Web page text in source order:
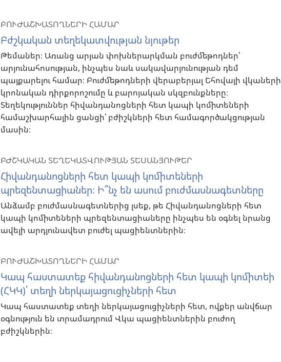
ԲՈՒԺԱՇԽԱՏՈՂՆԵՐԻ ՀԱՄԱՐ
Բժշկական տեղեկատվության նյութեր
Թեմաներ։ Առանց արյան փոխներարկման բուժմեթոդներ՝
արյունահոսության, ինչպես նաև սակավարյունության դեմ
պայքարելու համար։ Բուժմեթոդների վերաբերյալ Եհովայի վկաների
կրոնական դիրքորոշումը և բարոյական սկզբունքները։
Տեղեկություններ հիվանդանոցների հետ կապի կոմիտեների
համաշխարհային ցանցի՝ բժիշկների հետ համագործակցության
մասին։
ԲԺՇԿԱԿԱՆ ՏԵՂԵԿԱՏՎՈՒԹՅԱՆ ՏԵՍԱՆՅՈՒԹԵՐ
Հիվանդանոցների հետ կապի կոմիտեների
պրեզենտացիաներ։ Ի՞նչ են ասում բուժմասնագետները
Անձամբ բուժմասնագետներից լսեք, թե Հիվանդանոցների հետ
կապի կոմիտեների պրեզենտացիաները ինչպես են օգնել նրանց
ավելի արդյունավետ բուժել պացիենտներին։
ԲՈՒԺԱՇԽԱՏՈՂՆԵՐԻ ՀԱՄԱՐ
Կապ հաստատեք հիվանդանոցների հետ կապի կոմիտեի
(ՀԿԿ)՝ տեղի ներկայացուցիչների հետ
Կապ հաստատեք տեղի ներկայացուցիչների հետ, ովքեր անվճար
օգնություն են տրամադրում Վկա պացիենտներին բուժող
բժիշկներին։